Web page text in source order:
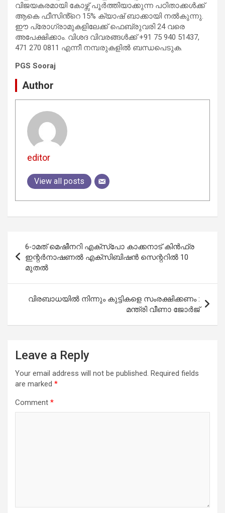
വിജയകരമായി കോഴ്സ് പൂർത്തിയാക്കുന്ന പഠിതാക്കൾക്ക്
ആകെ ഫീസിൻ്റെ 15% ക്യാഷ് ബാക്കായി നല്‍കുന്നു.
ഈ പ്രോഗ്രാമുകളിലേക്ക് ഫെബ്രുവരി 24 വരെ
അപേക്ഷിക്കാം. വിശദ വിവരങ്ങള്‍ക്ക് +91 75 940 51437,
471 270 0811 എന്നീ നമ്പരുകളില്‍ ബന്ധപെടുക.
PGS Sooraj
Author
editor
View all posts
navigation
6-ാമത് മെഷീനറി എക്‌സ്‌പോ കാക്കനാട് കിന്‍ഫ്ര
ഇന്റര്‍നാഷണല്‍ എക്‌സിബിഷന്‍ സെന്ററില്‍ 10
മുതല്‍
വിരബാധയില്‍ നിന്നും കുട്ടികളെ സംരക്ഷിക്കണം :
മന്ത്രി വീണാ ജോര്‍ജ്
Leave a Reply
Your email address will not be published. Required fields
are marked *
Comment *